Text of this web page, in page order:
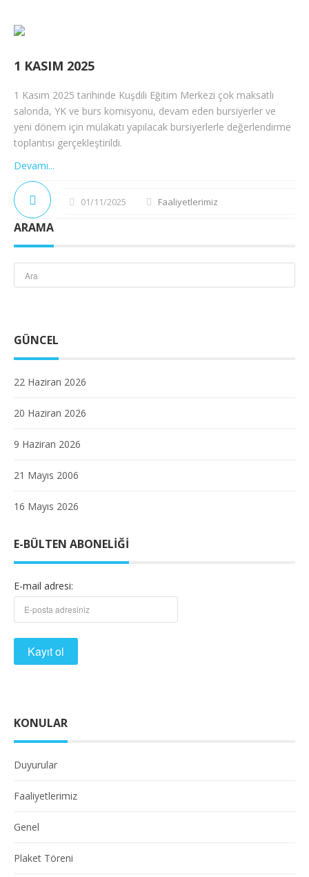
1 KASIM 2025
1 Kasım 2025 tarihinde Kuşdili Eğitim Merkezi çok maksatlı
salonda, YK ve burs komisyonu, devam eden bursiyerler ve
yeni dönem için mülakatı yapılacak bursiyerlerle değerlendirme
toplantısı gerçekleştirildi.
Devamı...
01/11/2025 Faaliyetlerimiz
ARAMA
GÜNCEL
22 Haziran 2026
20 Haziran 2026
9 Haziran 2026
21 Mayıs 2006
16 Mayıs 2026
E-BÜLTEN ABONELIĞI
E-mail adresi:
KONULAR
Duyurular
Faaliyetlerimiz
Genel
Plaket Töreni